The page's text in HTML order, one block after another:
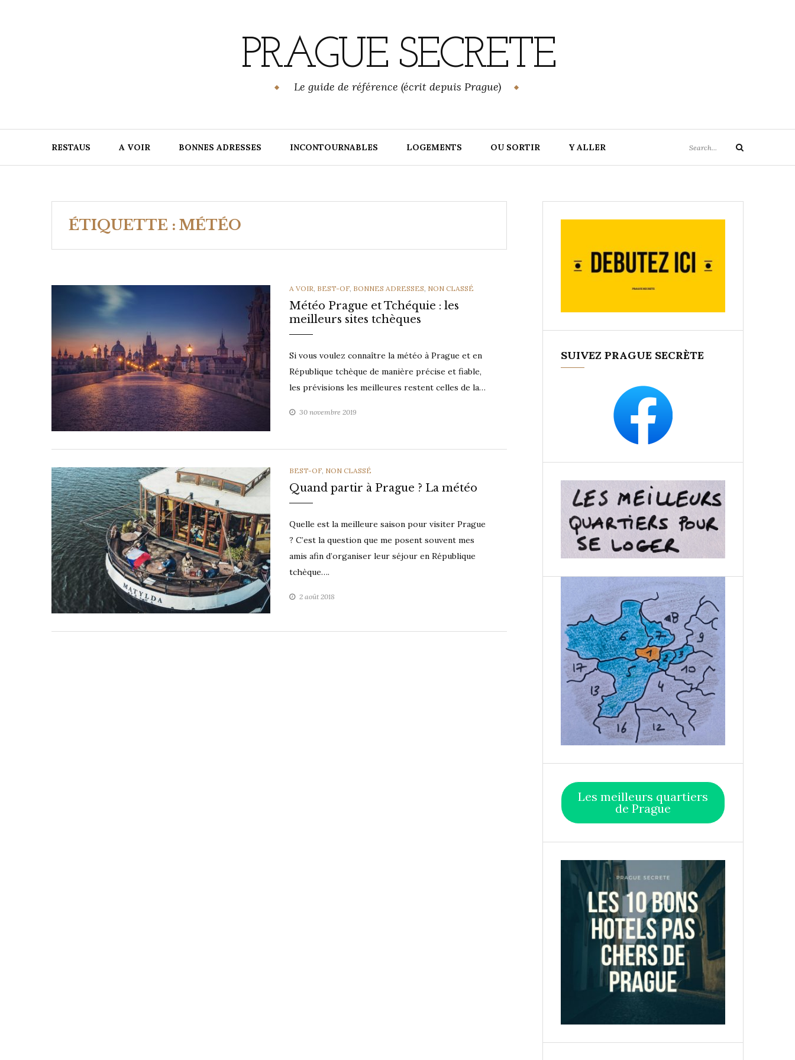
PRAGUE SECRETE
Le guide de référence (écrit depuis Prague)
RESTAUS A VOIR BONNES ADRESSES INCONTOURNABLES LOGEMENTS OU SORTIR Y ALLER
for:
Search
ÉTIQUETTE : MÉTÉO
CATEGORIES
A VOIR, BEST-OF, BONNES ADRESSES, NON CLASSÉ
Météo Prague et Tchéquie : les
meilleurs sites tchèques
Si vous voulez connaître la météo à Prague et en
République tchèque de manière précise et fiable,
les prévisions les meilleures restent celles de la…
30 novembre 2019
CATEGORIES
BEST-OF, NON CLASSÉ
Quand partir à Prague ? La météo
Quelle est la meilleure saison pour visiter Prague
? C’est la question que me posent souvent mes
amis afin d’organiser leur séjour en République
tchèque….
2 août 2018
SUIVEZ PRAGUE SECRÈTE
Les meilleurs quartiers
de Prague